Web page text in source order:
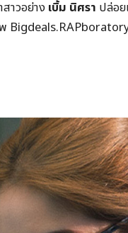
าวอย่าง เบิ้ม นิศรา ปล่อ